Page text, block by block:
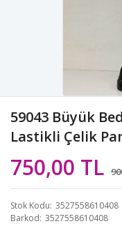
59043 Büyük
Lastikli Çelik
750,00 TL
Stok Kodu 3527558610408
Barkod 3527558610408